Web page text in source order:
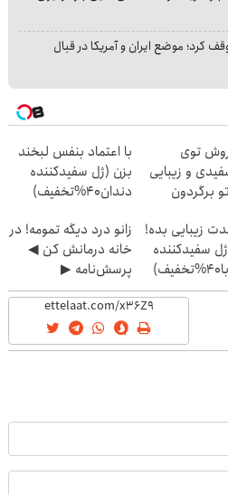
کرد؛ موضع ایران و آمریکا در قبال
توی
و زیبایی
برگردون
با اعتماد بنفس لبخند
بزن (ژل سفیدکننده
دندان40%تخفیف)
زیبایی بده!
سفیدکننده
زانو درد دیگه تمومه! در
خانه درمانش کن ◀
پرسش‌نامه ▶